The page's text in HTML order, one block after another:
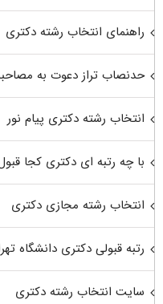
راهنمای انتخاب رشته دکتری
حدنصاب تراز دعوت به
انتخاب رشته دکتری پیام نور
با چه رتبه ای دکتری کجا
انتخاب رشته مجازی دکتری
رتبه قبولی دکتری دانشگاه
سایت انتخاب رشته دکتری